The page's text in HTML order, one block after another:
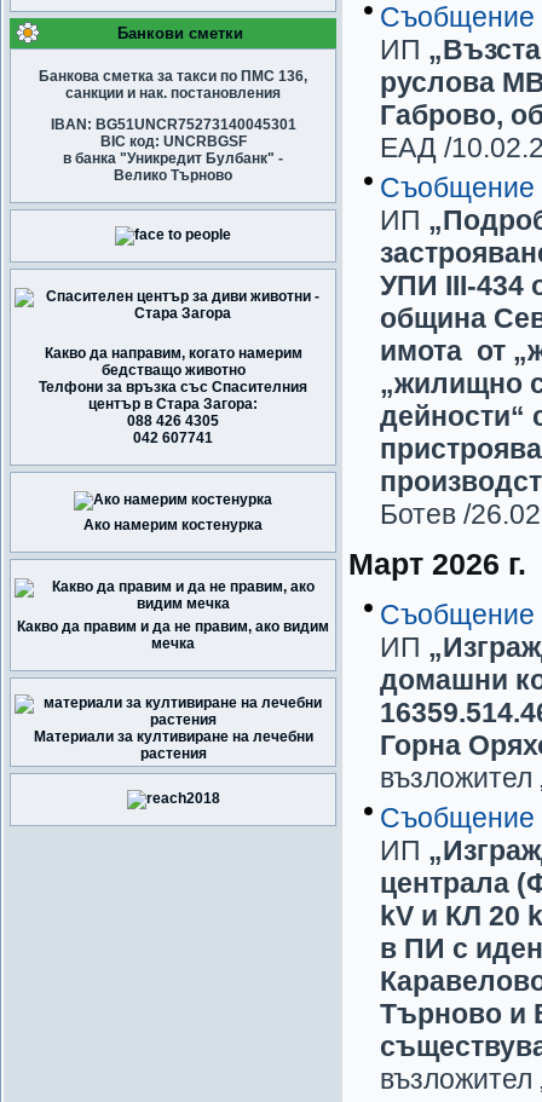
Банкови сметки
Банкова сметка за такси по ПМС 136,
санкции и нак. постановления
IBAN: BG51UNCR75273140045301
BIC код: UNCRBGSF
в банка "Уникредит Булбанк" -
Велико Търново
Какво да направим, когато намерим
бедстващо животно
Телфони за връзка със Спасителния
център в Стара Загора:
088 426 4305
042 607741
Ако намерим костенурка
Какво да правим и да не правим, ако видим
мечка
Материали за култивиране на лечебни
растения
Съобщение
ИП
руслова
Габрово,
ЕАД /
Съобщение
ИП
УПИ III-434
община
имота от
„жилищно
дейности“
Ботев /
Март 2026 г.
Съобщение
ИП
домашни
Горна
Съобщение
ИП
централа
kV и КЛ 20
в ПИ с
Търново и